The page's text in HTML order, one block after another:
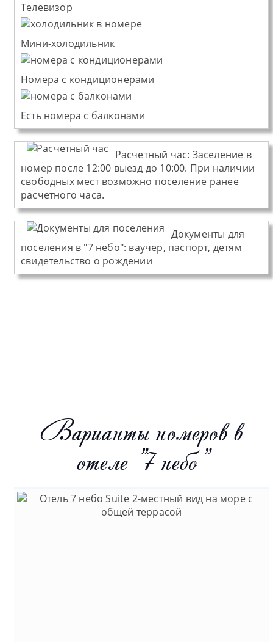
Телевизор
Мини-холодильник
Номера с кондиционерами
Есть номера с балконами
Расчетный час: Заселение в
номер после 12:00 выезд до 10:00. При наличии
свободных мест возможно поселение ранее
расчетного часа.
Документы для
поселения в "7 небо": ваучер, паспорт, детям
свидетельство о рождении
Варианты номеров в
отеле "7 небо"